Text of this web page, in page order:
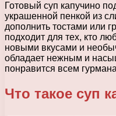
Готовый суп капучино
украшенной пенкой из
дополнить тостами или
подходит для тех, кто
новыми вкусами и
обладает нежным и
понравится всем
Что такое суп